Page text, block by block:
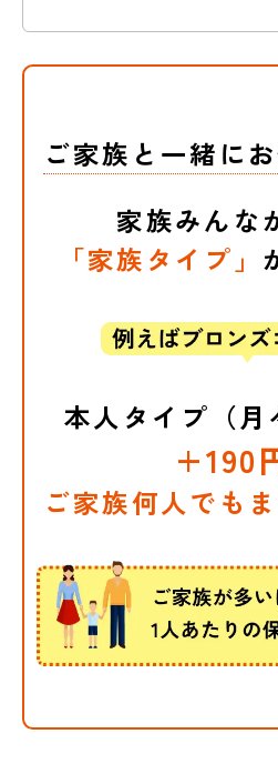
代わって、au損保が
向けて交渉するサー
場合など、示談代行を
合もあります。
なお、詳細はご契約の
款・特約集）をご確認
補償内容は
を外してご契約すること
み手続き画面のコース選
個人賠償責任補償
場合、示談代行サービス
約）も対象外となります
ケガでお支
保険金と
死亡保険金・
後遺障害保険金
補償内容
自転車で追突
相手に賠償し
護士に相談し
他人に自転車で追突
償をしてくれない。
くれないため、訴訟
に相談した。
補償内容は
弁護士費
ご家族と一緒に
家族みんな
「家族タイプ」
本人タイプ（月
+190
ご家族何人でも